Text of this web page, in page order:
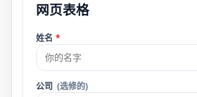
网页表格
姓名 *
公司 (选修的)